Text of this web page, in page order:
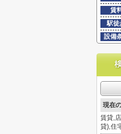
賃
駅徒
設備
現在
賃貸,
貸),住